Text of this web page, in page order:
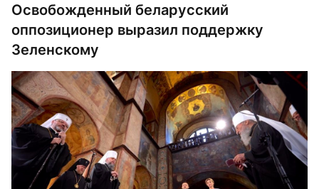
Освобожденный беларусский
оппозиционер выразил поддержку
Зеленскому